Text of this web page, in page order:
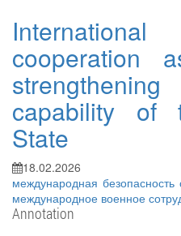
cooperation
capability of
State
18.02.2026
международная безопасность
международное военное
Annotation